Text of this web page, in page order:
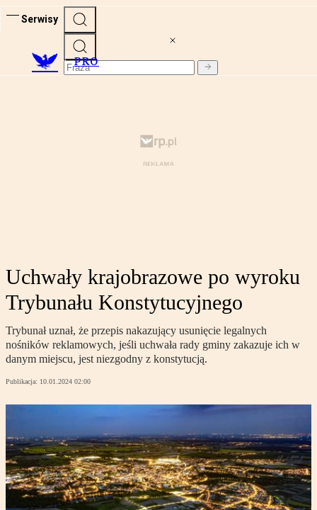
Serwisy
PRO
Uchwały krajobrazowe po wyroku
Trybunału Konstytucyjnego
Trybunał uznał, że przepis nakazujący usunięcie legalnych
nośników reklamowych, jeśli uchwała rady gminy zakazuje ich w
danym miejscu, jest niezgodny z konstytucją.
Publikacja: 10.01.2024 02:00